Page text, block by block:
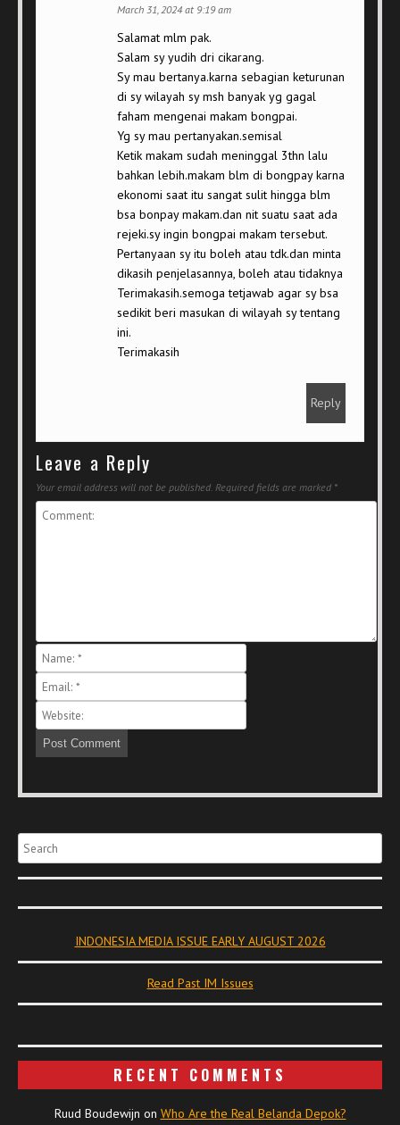
March 31, 2024 at 9:19 am
Salamat mlm pak.
Salam sy yudih dri cikarang.
Sy mau bertanya.karna sebagian keturunan
di sy wilayah sy msh banyak yg gagal
faham mengenai makam bongpai.
Yg sy mau pertanyakan.semisal
Ketik makam sudah meninggal 3thn lalu
bahkan lebih.makam blm di bongpay karna
ekonomi saat itu sangat sulit hingga blm
bsa bonpay makam.dan nit suatu saat ada
rejeki.sy ingin bongpai makam tersebut.
Pertanyaan sy itu boleh atau tdk.dan minta
dikasih penjelasannya, boleh atau tidaknya
Terimakasih.semoga tetjawab agar sy bsa
sedikit beri masukan di wilayah sy tentang
ini.
Terimakasih
Reply
Leave a Reply
Your email address will not be published. Required fields are marked *
Search
INDONESIA MEDIA ISSUE EARLY AUGUST 2026
Read Past IM Issues
RECENT COMMENTS
Ruud Boudewijn on Who Are the Real Belanda Depok?